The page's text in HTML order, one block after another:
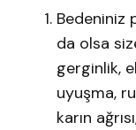
Bedeniniz
da olsa
gerginlik,
uyuşma,
karın